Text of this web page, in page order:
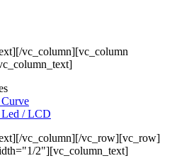
vc_column][vc_column
/ LCD
vc_column][/vc_row][vc_row]
2"][vc_column_text]